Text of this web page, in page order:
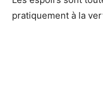
pratiquement à la